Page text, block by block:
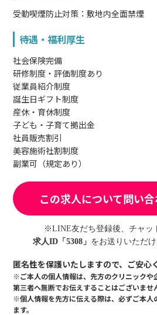
受動喫煙防止対策：敷地内全面禁煙
待遇・福利厚生
社会保険完備
研修制度・評価制度あり
従業員紹介制度
誕生日ギフト制度
産休・育休制度
子ども・子育て拠出金
社員販売割引
美容施術社割制度
副業可（規定あり）
この求人について問い
※LINE友だち登録後、チャッ
求人ID「5308」 をお送りいただ
匿名性を保護いたしますので、ご安心
※ご本人の個人情報は、先方のクリニックや
第三者へ無断でお伝えすることはございませ
※個人情報を先方に伝える際は、必ずご本人
ます。